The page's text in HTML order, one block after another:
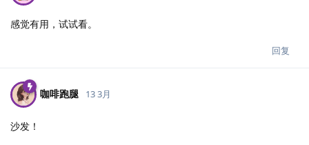
感觉有用，试试看。
回复
咖啡跑腿 13 3月
沙发！